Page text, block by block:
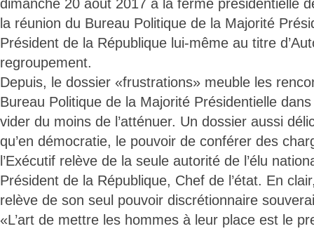
dimanche 20 août 2017 à la ferme présidentielle
la réunion du Bureau Politique de la Majorité
Président de la République lui-même au titre
regroupement.
Depuis, le dossier «frustrations» meuble les
Bureau Politique de la Majorité Présidentielle
vider du moins de l’atténuer. Un dossier aussi
qu’en démocratie, le pouvoir de conférer des
l’Exécutif relève de la seule autorité de l’élu
Président de la République, Chef de l’état. En
relève de son seul pouvoir discrétionnaire
«L’art de mettre les hommes à leur place est le